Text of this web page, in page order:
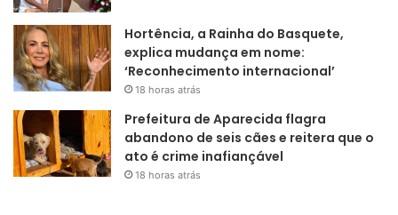
Hortência, a Rainha do Basquete,
explica mudança em nome:
‘Reconhecimento internacional’
18 horas atrás
Prefeitura de Aparecida flagra
abandono de seis cães e reitera que o
ato é crime inafiançável
18 horas atrás